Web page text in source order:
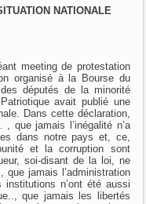
NATIONALE
meeting de protestation
organisé à la Bourse du
députés de la minorité
avait publié une
Dans cette déclaration,
que jamais l’inégalité n’a
dans notre pays et, ce,
et la corruption sont
soi-disant de la loi, ne
jamais l’administration
n’ont été aussi
que jamais les libertés